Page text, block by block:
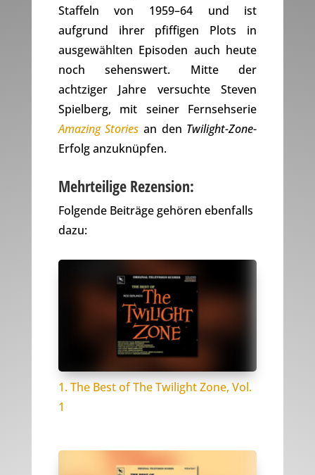
Staffeln von 1959–64 und ist
aufgrund ihrer pfiffigen Plots in
ausgewählten Episoden auch heute
noch sehenswert. Mitte der
achtziger Jahre versuchte Steven
Spielberg, mit seiner Fernsehserie
Amazing Stories an den Twilight-Zone-
Erfolg anzuknüpfen.
Mehrteilige Rezension:
Folgende Beiträge gehören ebenfalls
dazu:
1. The Best of The Twilight Zone, Vol.
1